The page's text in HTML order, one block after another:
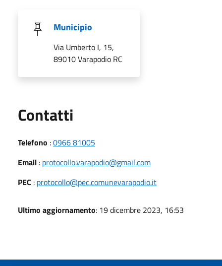
Municipio
Via Umberto I, 15,
89010 Varapodio RC
Contatti
Telefono :0966 81005
Email : protocollo.varapodio@gmail.com
PEC : protocollo@pec.comunevarapodio.it
Ultimo aggiornamento: 19 dicembre 2023, 16:53